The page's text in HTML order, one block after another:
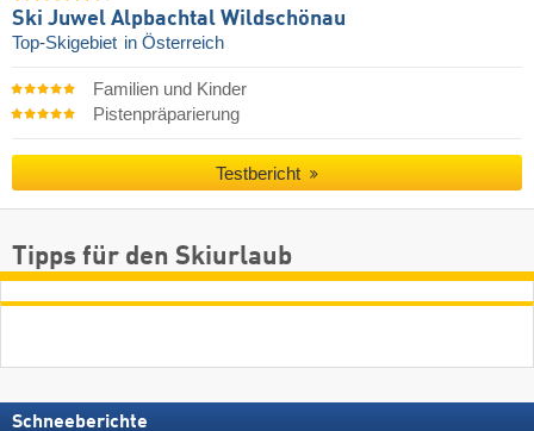
Ski Juwel Alpbachtal Wildschönau
Top-Skigebiet in Österreich
Familien und Kinder
Pistenpräparierung
Testbericht
Tipps für den Skiurlaub
Schneeberichte